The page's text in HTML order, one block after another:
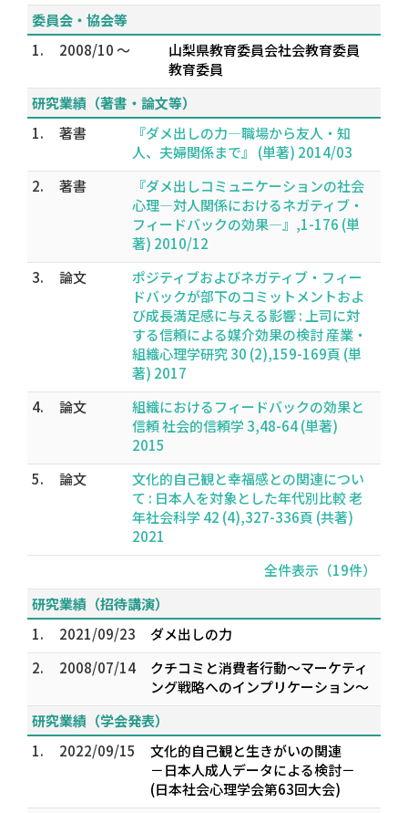
委員会・協会等
1.
2008/10 ～
山梨県教育委員会社会教育委員
教育委員
研究業績（著書・論文等）
1.
著書
『ダメ出しの力―職場から友人・知
人、夫婦関係まで』 (単著) 2014/03
2.
著書
『ダメ出しコミュニケーションの社会
心理―対人関係におけるネガティブ・
フィードバックの効果―』,1-176 (単
著) 2010/12
3.
論文
ポジティブおよびネガティブ・フィー
ドバックが部下のコミットメントおよ
び成長満足感に与える影響 : 上司に対
する信頼による媒介効果の検討 産業・
組織心理学研究 30 (2),159-169頁 (単
著) 2017
4.
論文
組織におけるフィードバックの効果と
信頼 社会的信頼学 3,48-64 (単著)
2015
5.
論文
文化的自己観と幸福感との関連につい
て : 日本人を対象とした年代別比較 老
年社会科学 42 (4),327-336頁 (共著)
2021
全件表示（19件）
研究業績（招待講演）
1.
2021/09/23
ダメ出しの力
2.
2008/07/14
クチコミと消費者行動～マーケティ
ング戦略へのインプリケーション～
研究業績（学会発表）
1.
2022/09/15
文化的自己観と生きがいの関連
－日本人成人データによる検討－
(日本社会心理学会第63回大会)